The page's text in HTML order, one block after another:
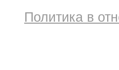
Политика в